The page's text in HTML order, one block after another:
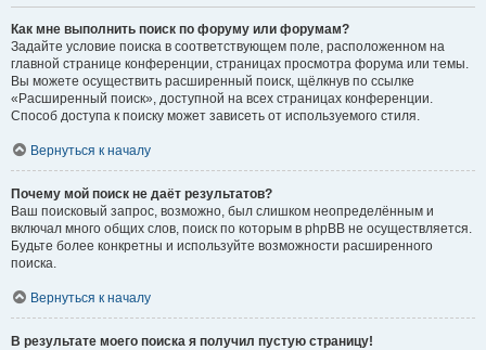
Как мне выполнить поиск по форуму или форумам?
Задайте условие поиска в соответствующем поле, расположенном на
главной странице конференции, страницах просмотра форума или темы.
Вы можете осуществить расширенный поиск, щёлкнув по ссылке
«Расширенный поиск», доступной на всех страницах конференции.
Способ доступа к поиску может зависеть от используемого стиля.
Вернуться к началу
Почему мой поиск не даёт результатов?
Ваш поисковый запрос, возможно, был слишком неопределённым и
включал много общих слов, поиск по которым в phpBB не осуществляется.
Будьте более конкретны и используйте возможности расширенного
поиска.
Вернуться к началу
В результате моего поиска я получил пустую страницу!